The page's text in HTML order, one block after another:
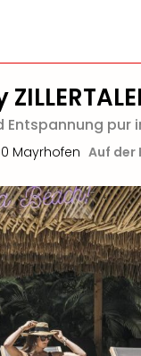
pur
Mayrhofen Auf der